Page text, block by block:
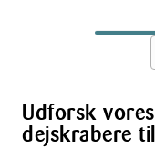
Udforsk
dejskrabere